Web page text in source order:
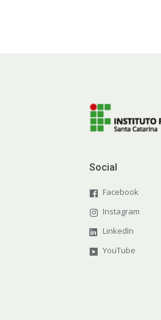
Social
Facebook
Instagram
LinkedIn
YouTube